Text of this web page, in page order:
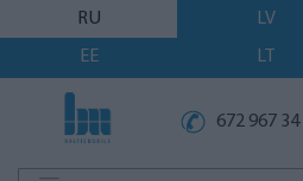
RU LV
EE
LT
672 967 34